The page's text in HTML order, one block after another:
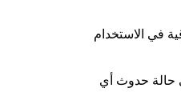
في الاستخدام
حالة حدوث أي